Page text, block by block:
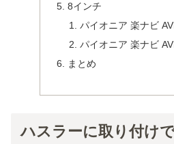
8インチ
パイオニア 楽ナビ
パイオニア 楽ナビ
まとめ
ハスラーに取り付け